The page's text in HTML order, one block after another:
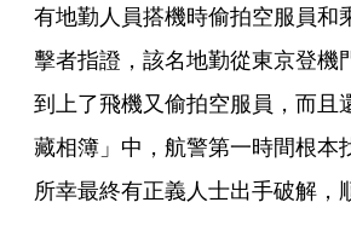
有地勤人員搭機時偷拍空服員和
擊者指證，該名地勤從東京登機
到上了飛機又偷拍空服員，而且
藏相簿」中，航警第一時間根本
所幸最終有正義人士出手破解，